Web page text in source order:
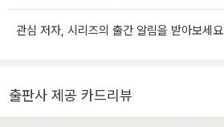
관심 저자, 시리즈의 출간 알림을 받아보세요
출판사 제공 카드리뷰